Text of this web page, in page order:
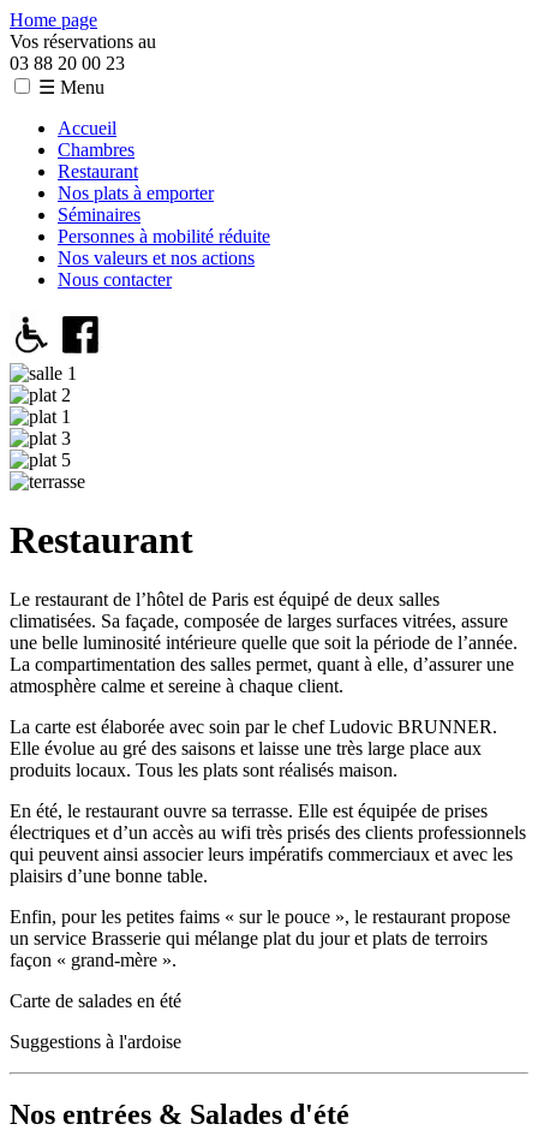
Home page
Vos réservations au
03 88 20 00 23
☰ Menu
Accueil
Chambres
Restaurant
Nos plats à emporter
Séminaires
Personnes à mobilité réduite
Nos valeurs et nos actions
Nous contacter
Restaurant
Le restaurant de l’hôtel de Paris est équipé de deux salles
climatisées. Sa façade, composée de larges surfaces vitrées, assure
une belle luminosité intérieure quelle que soit la période de l’année.
La compartimentation des salles permet, quant à elle, d’assurer une
atmosphère calme et sereine à chaque client.
La carte est élaborée avec soin par le chef Ludovic BRUNNER.
Elle évolue au gré des saisons et laisse une très large place aux
produits locaux. Tous les plats sont réalisés maison.
En été, le restaurant ouvre sa terrasse. Elle est équipée de prises
électriques et d’un accès au wifi très prisés des clients professionnels
qui peuvent ainsi associer leurs impératifs commerciaux et avec les
plaisirs d’une bonne table.
Enfin, pour les petites faims « sur le pouce », le restaurant propose
un service Brasserie qui mélange plat du jour et plats de terroirs
façon « grand-mère ».
Carte de salades en été
Suggestions à l'ardoise
Nos entrées & Salades d'été